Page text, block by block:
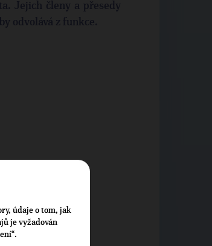
Jejich členy a přesedy
odvolává z funkce.
údaje o tom, jak
je vyžadován